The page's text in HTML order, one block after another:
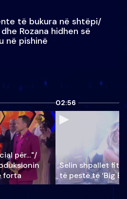
të bukura në shtëpi/
Rozana hidhen së
në pishinë
për…"/
forta
02:56
Selin shpallet
të pestë të ‘Big